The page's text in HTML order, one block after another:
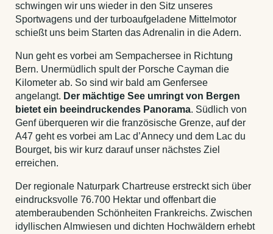
schwingen wir uns wieder in den Sitz unseres
Sportwagens und der turboaufgeladene Mittelmotor
schießt uns beim Starten das Adrenalin in die Adern.
Nun geht es vorbei am Sempachersee in Richtung
Bern. Unermüdlich spult der Porsche Cayman die
Kilometer ab. So sind wir bald am Genfersee
angelangt. Der mächtige See umringt von Bergen
bietet ein beeindruckendes Panorama. Südlich von
Genf überqueren wir die französische Grenze, auf der
A47 geht es vorbei am Lac d’Annecy und dem Lac du
Bourget, bis wir kurz darauf unser nächstes Ziel
erreichen.
Der regionale Naturpark Chartreuse erstreckt sich über
eindrucksvolle 76.700 Hektar und offenbart die
atemberaubenden Schönheiten Frankreichs. Zwischen
idyllischen Almwiesen und dichten Hochwäldern erhebt